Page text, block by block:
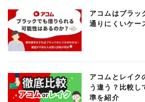
アコムはブラッ
通りにくいケー
アコムとレイク
う違う？比較し
準を紹介